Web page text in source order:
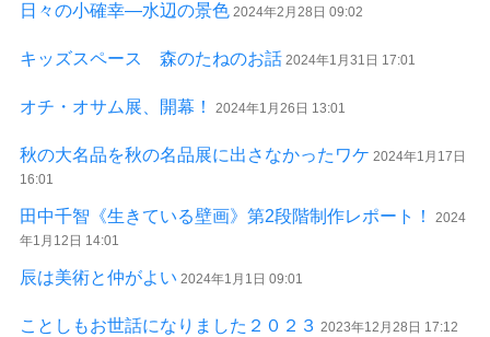
日々の小確幸―水辺の景色 2024年2月28日 09:02
キッズスペース 森のたねのお話 2024年1月31日 17:01
オチ・オサム展、開幕！ 2024年1月26日 13:01
秋の大名品を秋の名品展に出さなかったワケ 2024年1月17日
16:01
田中千智《生きている壁画》第2段階制作レポート！
2024
年1月12日 14:01
辰は美術と仲がよい 2024年1月1日 09:01
ことしもお世話になりました２０２３ 2023年12月28日 17:12